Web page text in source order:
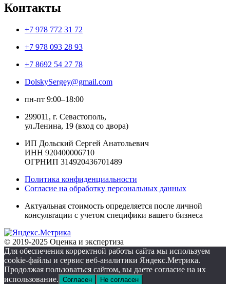
Контакты
+7 978 772 31 72
+7 978 093 28 93
+7 8692 54 27 78
DolskySergey@gmail.com
пн-пт 9:00–18:00
299011, г. Севастополь,
ул.Ленина, 19 (вход со двора)
ИП Дольский Сергей Анатольевич
ИНН 920400006710
ОГРНИП 314920436701489
Политика конфиденциальности
Согласие на обработку персональных данных
Актуальная стоимость определяется после личной
консультации с учетом специфики вашего бизнеса
© 2019-2025 Оценка и экспертиза
Для обеспечения корректной работы сайта мы используем
cookie-файлы и сервис веб-аналитики Яндекс.Метрика.
Продолжая пользоваться сайтом, вы даете согласие на их
использование. Согласен Не согласен